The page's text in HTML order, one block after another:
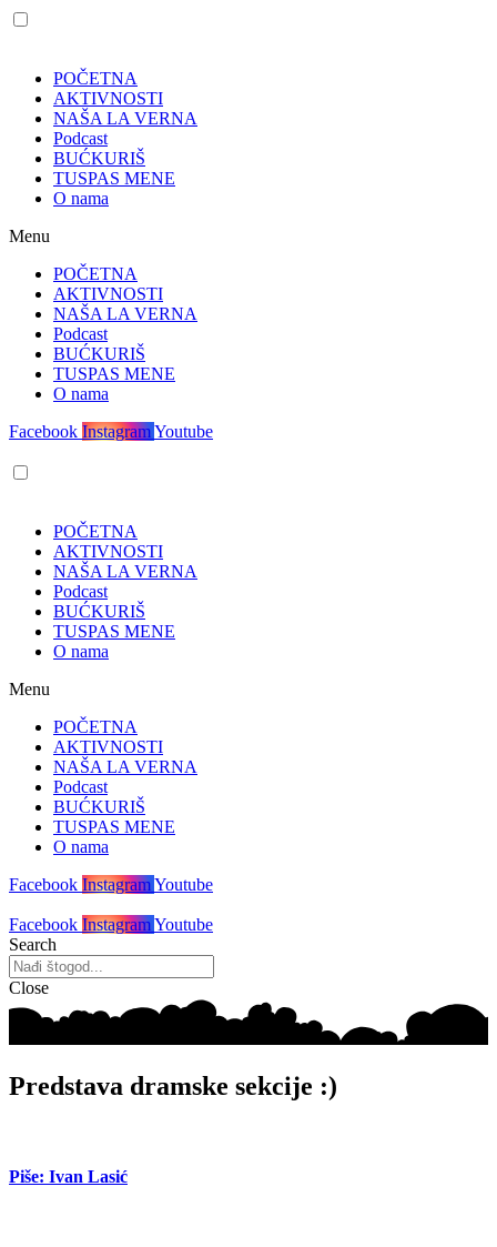
POČETNA
AKTIVNOSTI
NAŠA LA VERNA
Podcast
BUĆKURIŠ
TUSPAS MENE
O nama
Menu
POČETNA
AKTIVNOSTI
NAŠA LA VERNA
Podcast
BUĆKURIŠ
TUSPAS MENE
O nama
Facebook InstagramYoutube
POČETNA
AKTIVNOSTI
NAŠA LA VERNA
Podcast
BUĆKURIŠ
TUSPAS MENE
O nama
Menu
POČETNA
AKTIVNOSTI
NAŠA LA VERNA
Podcast
BUĆKURIŠ
TUSPAS MENE
O nama
Facebook InstagramYoutube
Facebook InstagramYoutube
Search
Close
Predstava dramske sekcije :)
Piše: Ivan Lasić